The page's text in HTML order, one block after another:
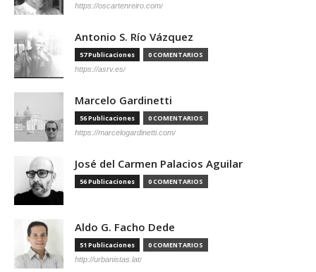
https://oscartenreiro.com/
Antonio S. Río Vázquez
57 Publicaciones 0 COMENTARIOS
https://asrv.es/
Marcelo Gardinetti
56 Publicaciones 0 COMENTARIOS
https://marcelogardinetti.com/
José del Carmen Palacios Aguilar
56 Publicaciones 0 COMENTARIOS
Aldo G. Facho Dede
51 Publicaciones 0 COMENTARIOS
http://urbanistas.lat/